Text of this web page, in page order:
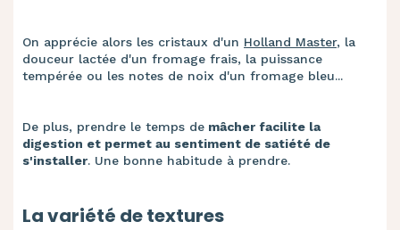
On apprécie alors les cristaux d'un Holland Master, la
douceur lactée d'un fromage frais, la puissance
tempérée ou les notes de noix d'un fromage bleu...
De plus, prendre le temps de mâcher facilite la
digestion et permet au sentiment de satiété de
s'installer. Une bonne habitude à prendre.
La variété de textures